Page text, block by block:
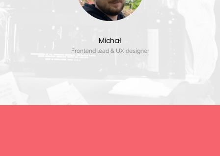
Michał
Frontend lead & UX designer